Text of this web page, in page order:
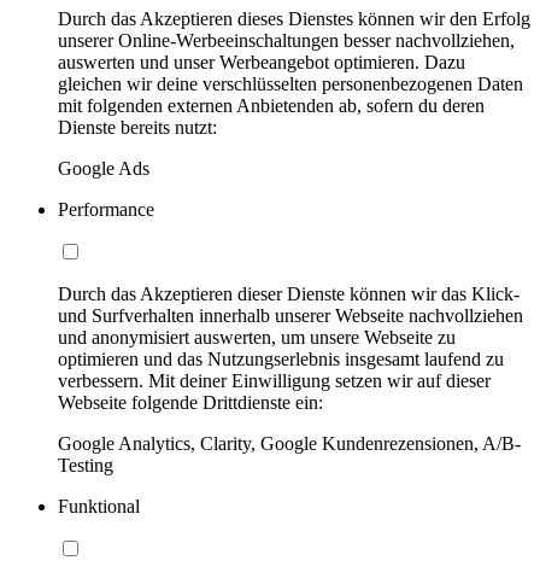
Durch das Akzeptieren dieses Dienstes können wir den Erfolg
unserer Online-Werbeeinschaltungen besser nachvollziehen,
auswerten und unser Werbeangebot optimieren. Dazu
gleichen wir deine verschlüsselten personenbezogenen Daten
mit folgenden externen Anbietenden ab, sofern du deren
Dienste bereits nutzt:
Google Ads
Performance
Durch das Akzeptieren dieser Dienste können wir das Klick-
und Surfverhalten innerhalb unserer Webseite nachvollziehen
und anonymisiert auswerten, um unsere Webseite zu
optimieren und das Nutzungserlebnis insgesamt laufend zu
verbessern. Mit deiner Einwilligung setzen wir auf dieser
Webseite folgende Drittdienste ein:
Google Analytics, Clarity, Google Kundenrezensionen, A/B-
Testing
Funktional